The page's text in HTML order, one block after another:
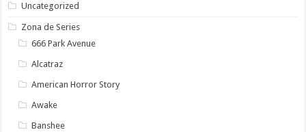
Uncategorized
Zona de Series
666 Park Avenue
Alcatraz
American Horror Story
Awake
Banshee